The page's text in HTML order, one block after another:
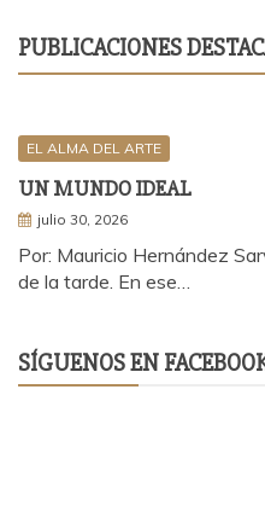
PUBLICACIONES
EL ALMA DEL ARTE
UN MUNDO IDEAL
julio 30, 2026
Por: Mauricio Hernández
de la tarde. En ese…
SÍGUENOS EN